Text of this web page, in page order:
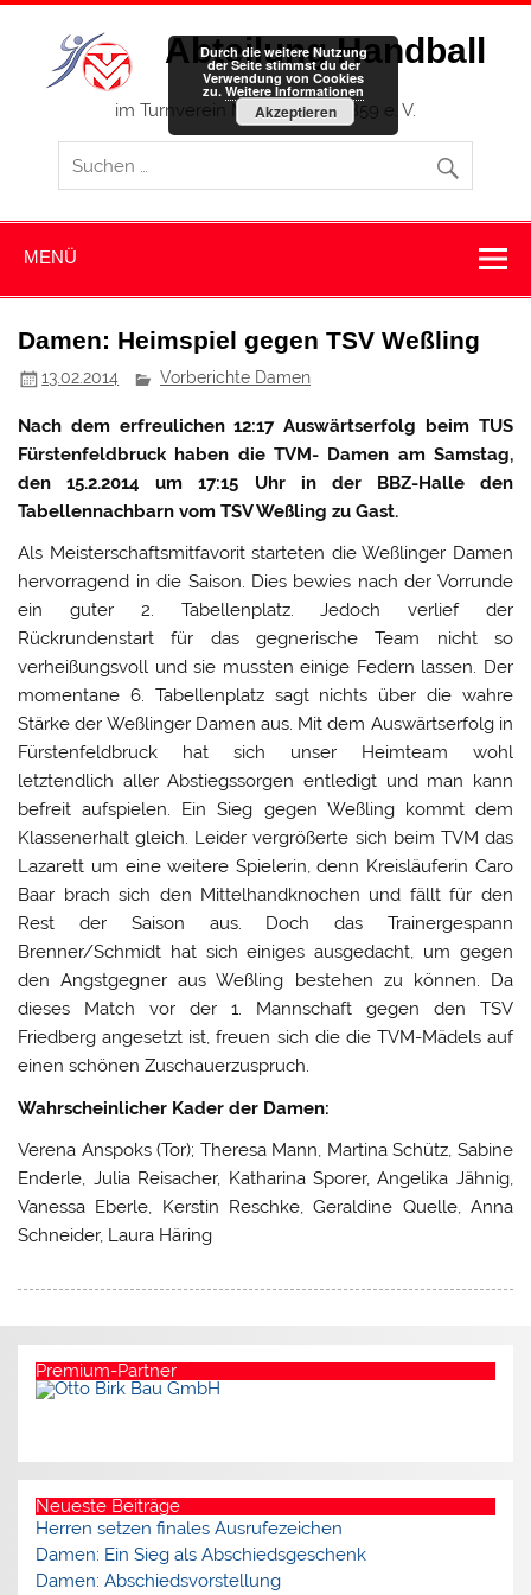
Zum
springen
Abteilung Handball
im Turnverein Memmingen 1859 e. V.
MENÜ
Damen: Heimspiel gegen TSV Weßling
13.02.2014 Vorberichte Damen
Nach dem erfreulichen 12:17 Auswärtserfolg beim TUS
Fürstenfeldbruck haben die TVM- Damen am Samstag,
den 15.2.2014 um 17:15 Uhr in der BBZ-Halle den
Tabellennachbarn vom TSV Weßling zu Gast.
Als Meisterschaftsmitfavorit starteten die Weßlinger Damen
hervorragend in die Saison. Dies bewies nach der Vorrunde
ein guter 2. Tabellenplatz. Jedoch verlief der
Rückrundenstart für das gegnerische Team nicht so
verheißungsvoll und sie mussten einige Federn lassen. Der
momentane 6. Tabellenplatz sagt nichts über die wahre
Stärke der Weßlinger Damen aus. Mit dem Auswärtserfolg in
Fürstenfeldbruck hat sich unser Heimteam wohl
letztendlich aller Abstiegssorgen entledigt und man kann
befreit aufspielen. Ein Sieg gegen Weßling kommt dem
Klassenerhalt gleich. Leider vergrößerte sich beim TVM das
Lazarett um eine weitere Spielerin, denn Kreisläuferin Caro
Baar brach sich den Mittelhandknochen und fällt für den
Rest der Saison aus. Doch das Trainergespann
Brenner/Schmidt hat sich einiges ausgedacht, um gegen
den Angstgegner aus Weßling bestehen zu können. Da
dieses Match vor der 1. Mannschaft gegen den TSV
Friedberg angesetzt ist, freuen sich die die TVM-Mädels auf
einen schönen Zuschauerzuspruch.
Wahrscheinlicher Kader der Damen:
Verena Anspoks (Tor); Theresa Mann, Martina Schütz, Sabine
Enderle, Julia Reisacher, Katharina Sporer, Angelika Jähnig,
Vanessa Eberle, Kerstin Reschke, Geraldine Quelle, Anna
Schneider, Laura Häring
Premium-Partner
Neueste Beiträge
Herren setzen finales Ausrufezeichen
Damen: Ein Sieg als Abschiedsgeschenk
Damen: Abschiedsvorstellung
Durch die weitere Nutzung
der Seite stimmst du der
Verwendung von Cookies
zu. Weitere Informationen
Akzeptieren